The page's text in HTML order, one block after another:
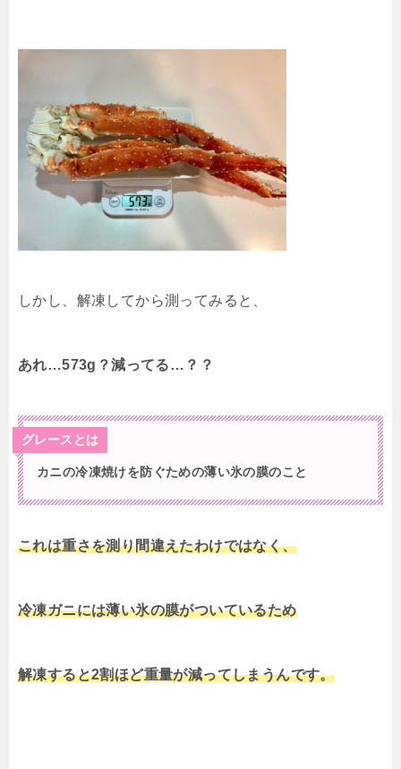
しかし、解凍してから測ってみると、
あれ…573g？減ってる…？？
グレースとは
カニの冷凍焼けを防ぐための薄い氷の膜のこと
これは重さを測り間違えたわけではなく、
冷凍ガニには薄い氷の膜がついているため
解凍すると2割ほど重量が減ってしまうんです。